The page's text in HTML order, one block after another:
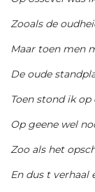
Zooals de
Maar toen men
De oude
Toen stond ik
Op geene wel
Zoo als het
En dus t verhaal